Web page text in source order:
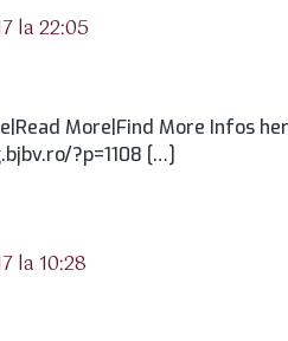
la 22:05
More|Find More Infos
?p=1108 […]
la 10:28